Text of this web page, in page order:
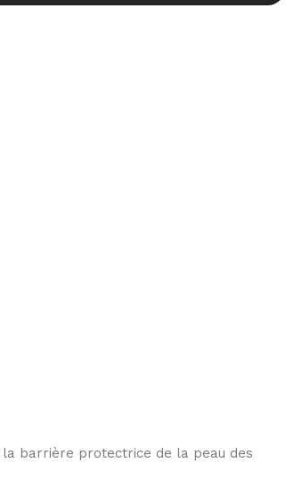
la barrière protectrice de la peau des